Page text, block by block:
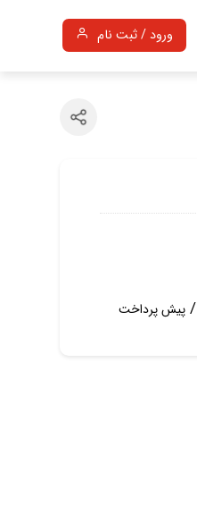
ورود / ثبت نام
پیش پرداخت